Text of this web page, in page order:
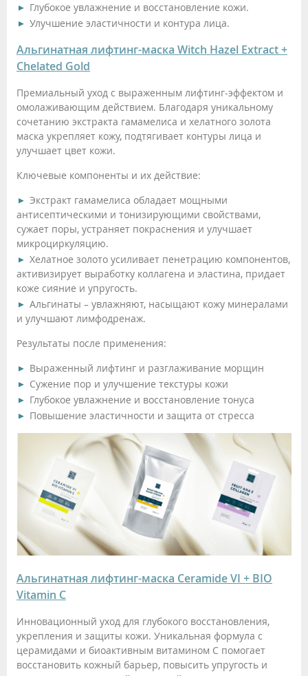
Глубокое увлажнение и восстановление кожи.
Улучшение эластичности и контура лица.
Альгинатная лифтинг-маска Witch Hazel Extract +
Chelated Gold
Премиальный уход с выраженным лифтинг-эффектом и
омолаживающим действием. Благодаря уникальному
сочетанию экстракта гамамелиса и хелатного золота
маска укрепляет кожу, подтягивает контуры лица и
улучшает цвет кожи.
Ключевые компоненты и их действие:
Экстракт гамамелиса обладает мощными
антисептическими и тонизирующими свойствами,
сужает поры, устраняет покраснения и улучшает
микроциркуляцию.
Хелатное золото усиливает пенетрацию компонентов,
активизирует выработку коллагена и эластина, придает
коже сияние и упругость.
Альгинаты – увлажняют, насыщают кожу минералами
и улучшают лимфодренаж.
Результаты после применения:
Выраженный лифтинг и разглаживание морщин
Сужение пор и улучшение текстуры кожи
Глубокое увлажнение и восстановление тонуса
Повышение эластичности и защита от стресса
Альгинатная лифтинг-маска Ceramide VI + BIO
Vitamin C
Инновационный уход для глубокого восстановления,
укрепления и защиты кожи. Уникальная формула с
церамидами и биоактивным витамином C помогает
восстановить кожный барьер, повысить упругость и